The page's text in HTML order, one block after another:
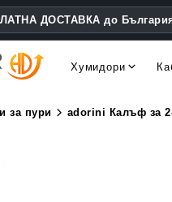
ДОСТАВКА до
Хумидори
за пури adorini Калъф за